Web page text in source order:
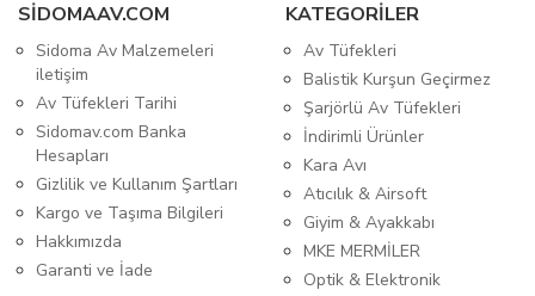
SIDOMAAV.COM
Sidoma Av Malzemeleri
iletişim
Av Tüfekleri Tarihi
Sidomav.com Banka
Hesapları
Gizlilik ve Kullanım Şartları
Kargo ve Taşıma Bilgileri
Hakkımızda
Garanti ve İade
KATEGORİLER
Av Tüfekleri
Balistik Kurşun Geçirmez
Şarjörlü Av Tüfekleri
İndirimli Ürünler
Kara Avı
Atıcılık & Airsoft
Giyim & Ayakkabı
MKE MERMİLER
Optik & Elektronik